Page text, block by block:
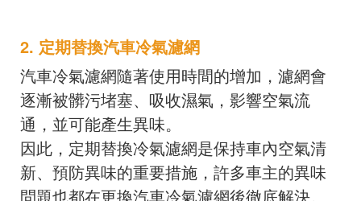
2. 定期替換汽車冷氣濾網
汽車冷氣濾網隨著使用時間的增加，濾網會
逐漸被髒污堵塞、吸收濕氣，影響空氣流
通，並可能產生異味。
因此，定期替換冷氣濾網是保持車內空氣清
新、預防異味的重要措施，許多車主的異味
問題也都在更換汽車冷氣濾網後徹底解決。